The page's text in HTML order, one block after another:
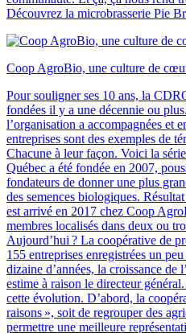
Découvrez la microbrasserie Pie
Coop AgroBio, une culture de
Pour souligner ses 10 ans, la
fondées il y a une décennie ou
l’organisation a accompagnées et
entreprises sont des exemples de
Chacune à leur façon. Voici la
Québec a été fondée en 2007,
fondateurs de donner une plus
des semences biologiques.
est arrivé en 2017 chez Coop
membres localisés dans deux ou
Aujourd’hui ? La coopérative de
155 entreprises enregistrées un
dizaine d’années, la croissance de
estime à raison le directeur
cette évolution. D’abord, la
raisons », soit de regrouper des
permettre une meilleure